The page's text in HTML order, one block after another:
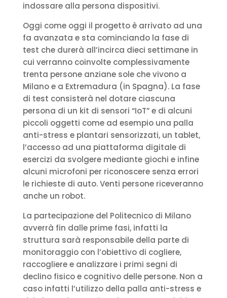
indossare alla persona dispositivi.
Oggi come oggi il progetto è arrivato ad una
fa avanzata e sta cominciando la fase di
test che durerà all’incirca dieci settimane in
cui verranno coinvolte complessivamente
trenta persone anziane sole che vivono a
Milano e a Extremadura (in Spagna). La fase
di test consisterà nel dotare ciascuna
persona di un kit di sensori “IoT” e di alcuni
piccoli oggetti come ad esempio una palla
anti-stress e plantari sensorizzati, un tablet,
l’accesso ad una piattaforma digitale di
esercizi da svolgere mediante giochi e infine
alcuni microfoni per riconoscere senza errori
le richieste di auto. Venti persone riceveranno
anche un robot.
La partecipazione del Politecnico di Milano
avverrà fin dalle prime fasi, infatti la
struttura sarà responsabile della parte di
monitoraggio con l’obiettivo di cogliere,
raccogliere e analizzare i primi segni di
declino fisico e cognitivo delle persone. Non a
caso infatti l’utilizzo della palla anti-stress e